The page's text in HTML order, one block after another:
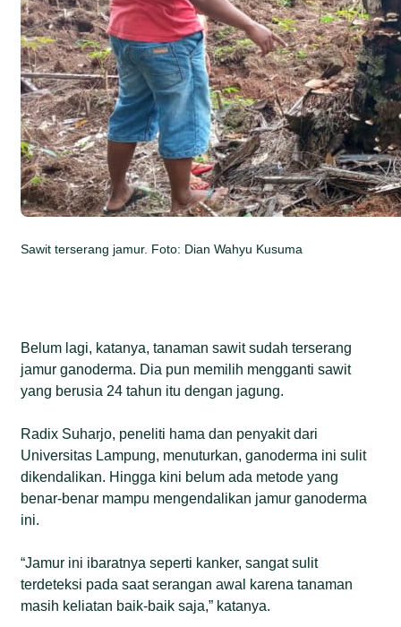
Sawit terserang jamur. Foto: Dian Wahyu Kusuma
Belum lagi, katanya, tanaman sawit sudah terserang
jamur ganoderma. Dia pun memilih mengganti sawit
yang berusia 24 tahun itu dengan jagung.
Radix Suharjo, peneliti hama dan penyakit dari
Universitas Lampung, menuturkan, ganoderma ini sulit
dikendalikan. Hingga kini belum ada metode yang
benar-benar mampu mengendalikan jamur ganoderma
ini.
“Jamur ini ibaratnya seperti kanker, sangat sulit
terdeteksi pada saat serangan awal karena tanaman
masih keliatan baik-baik saja,” katanya.